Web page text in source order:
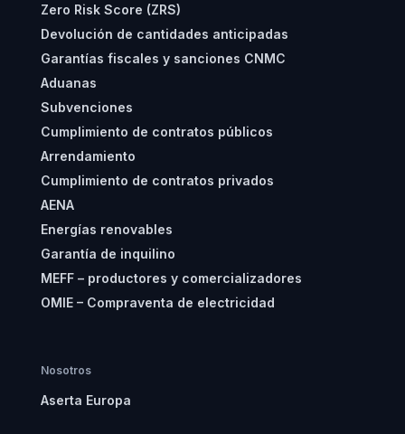
Zero Risk Score (ZRS)
Devolución de cantidades anticipadas
Garantías fiscales y sanciones CNMC
Aduanas
Subvenciones
Cumplimiento de contratos públicos
Arrendamiento
Cumplimiento de contratos privados
AENA
Energías renovables
Garantía de inquilino
MEFF – productores y comercializadores
OMIE – Compraventa de electricidad
Nosotros
Aserta Europa